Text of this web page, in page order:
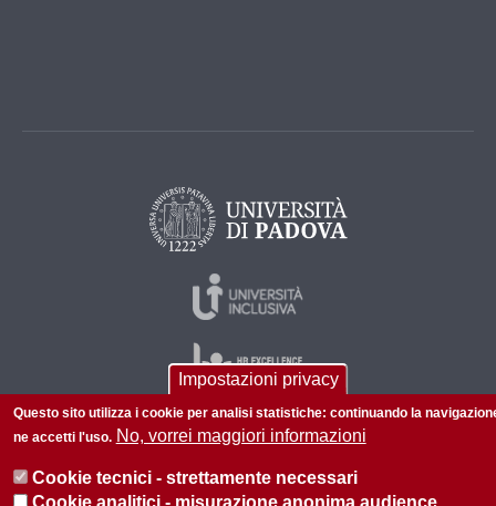
Impostazioni privacy
Questo sito utilizza i cookie per analisi statistiche: continuando la
ne accetti l'uso. No, vorrei maggiori informazioni
Cookie tecnici - strettamente necessari
Cookie analitici - misurazione anonima audience